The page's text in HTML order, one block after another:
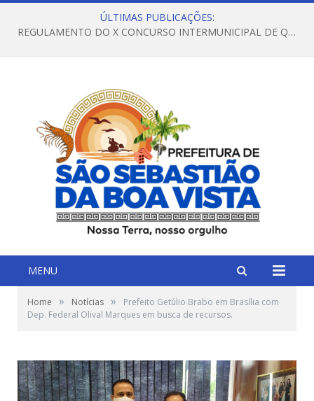
ÚLTIMAS PUBLICAÇÕES:
REGULAMENTO DO X CONCURSO INTERMUNICIPAL DE QUADRILHAS JUNINAS – 2026 – ARRAIÁ DA VENEZA
MENU
Home » Notícias »
Prefeito Getúlio Brabo em Brasília com
Dep. Federal Olival Marques em busca de recursos.